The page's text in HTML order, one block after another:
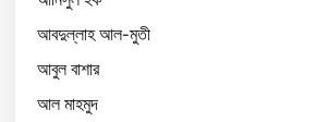
আবদুল্লাহ আল-মুতী
আবুল বাশার
আল মাহমুদ